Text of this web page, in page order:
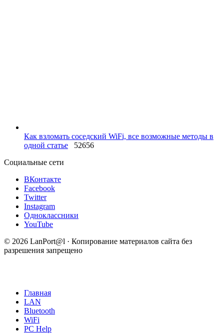
Как взломать соседский WiFi, все возможные методы в
одной статье 52656
Социальные сети
ВКонтакте
Facebook
Twitter
Instagram
Одноклассники
YouTube
© 2026 LanPort@l · Копирование материалов сайта без
разрешения запрещено
Главная
LAN
Bluetooth
WiFi
PC Help